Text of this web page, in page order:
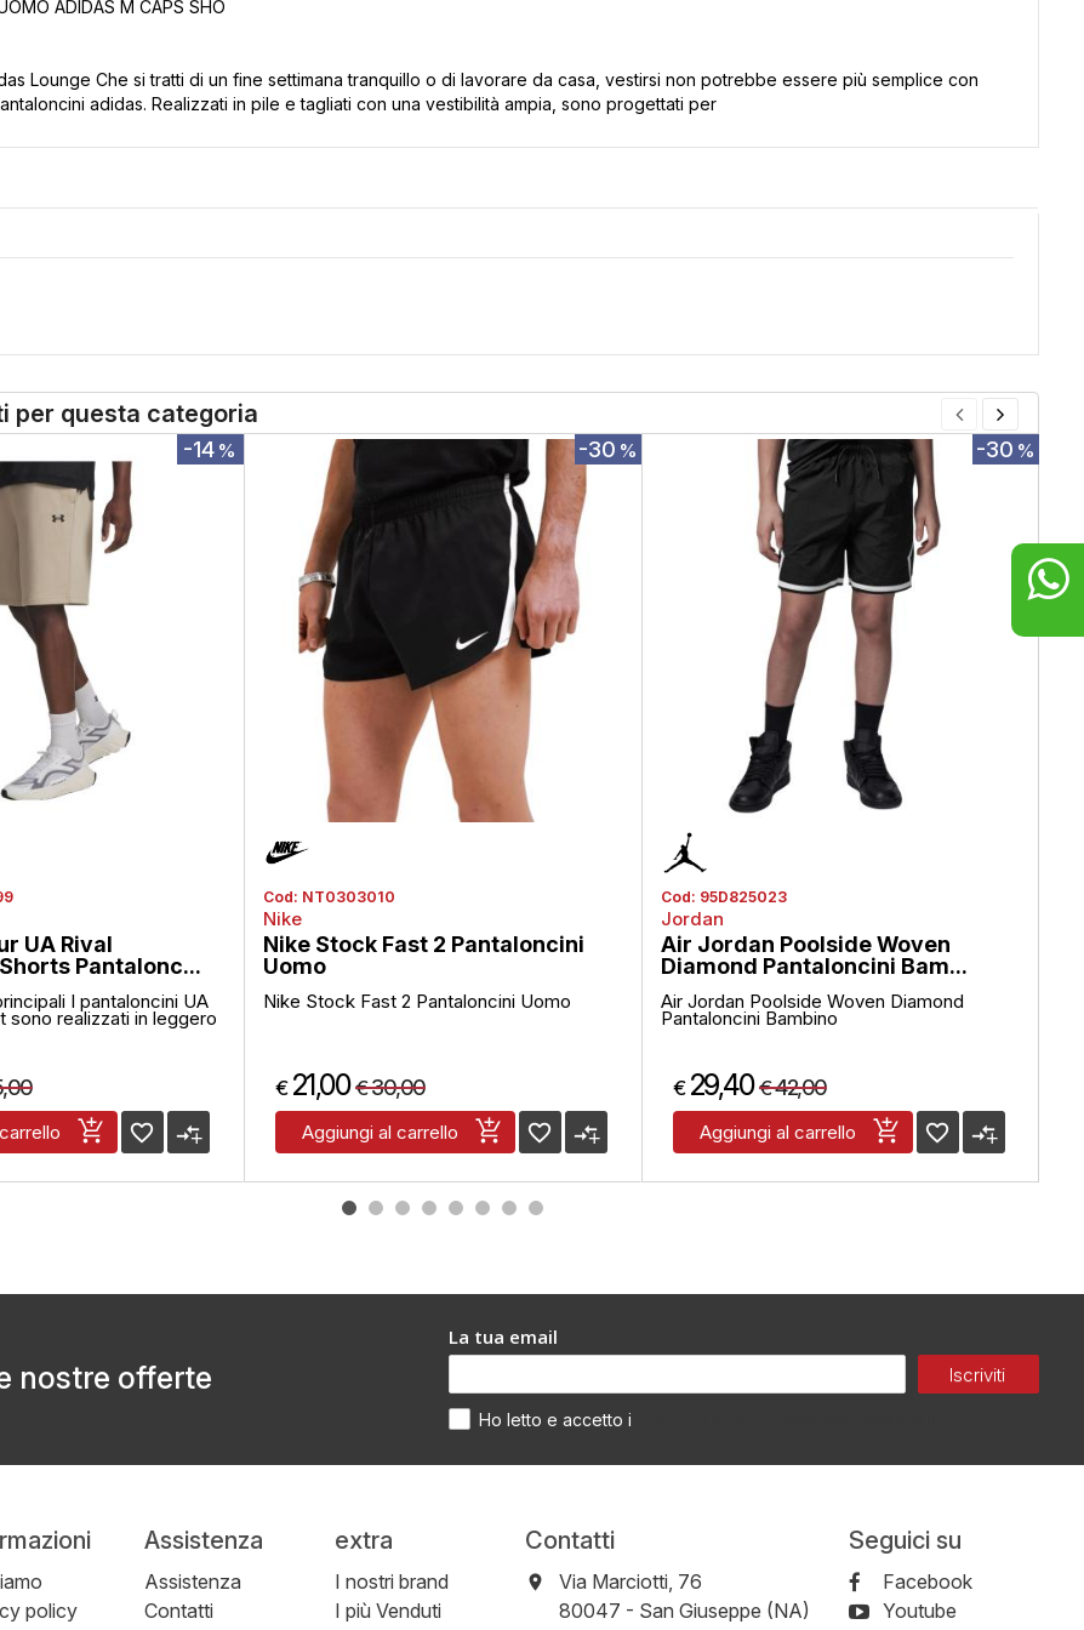
ADIDAS M CAPS SHO
Lounge Che si tratti di un fine settimana tranquillo o di lavorare da casa, vestirsi non potrebbe essere più semplice con
adidas. Realizzati in pile e tagliati con una vestibilità ampia, sono progettati per
per questa categoria
-14 %
UA Rival
Pantalonc...
I pantaloncini UA
sono realizzati in leggero
favorite_border compare_arrows
-30 %
Cod: NT0303010
Nike
Nike Stock Fast 2 Pantaloncini
Uomo
Nike Stock Fast 2 Pantaloncini Uomo
€ 21,00 €30,00
Aggiungi al carrello favorite_border compare_arrows
-30 %
Cod: 95D825023
Jordan
Air Jordan Poolside Woven
Diamond Pantaloncini Bam...
Air Jordan Poolside Woven Diamond
Pantaloncini Bambino
€ 29,40 €42,00
Aggiungi al carrello favorite_border compare_arrows
nostre offerte
La tua email
Iscriviti
Ho letto e accetto i
policy
Assistenza
Assistenza
Contatti
extra
I nostri brand
I più Venduti
Contatti
Via Marciotti, 76
-
80047 - San Giuseppe (NA)
Seguici su
Facebook
Youtube